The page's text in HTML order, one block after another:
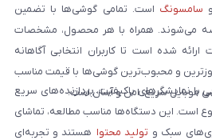
و سامسونگ است. تمامی گوشی‌ها با تضمین
عرضه می‌شوند. همراه با هر محصول، مشخصات
شده است تا کاربران انتخابی آگاهانه
و محبوب‌ترین گوشی‌ها با قیمت مناسب
موبایل سریع، امن و آسان است.
نمایشگرهای باکیفیت، پردازنده‌های سریع
است. این دستگاه‌ها مناسب مطالعه، تماشای
سبک و تولید محتوا هستند و تجربه‌ای